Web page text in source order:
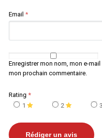
Email *
Enregistrer mon nom, mon e-
mon prochain commentaire.
Rating *
1
2 3